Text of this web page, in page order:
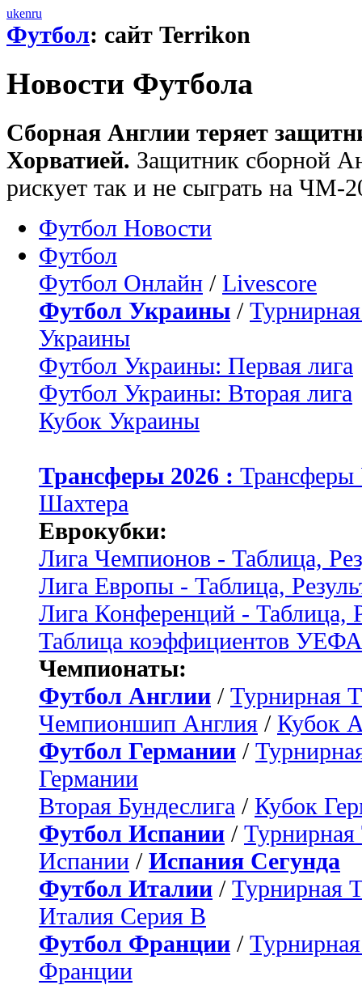
ukenru
Футбол: сайт Terrikon
Новости Футбола
Сборная Англии теряет
Хорватией. Защитник сборной
рискует так и не сыграть на ЧМ-
Футбол Новости
Футбол
Футбол Онлайн / Livescore
Футбол Украины /
Украины
Футбол Украины: Первая лига
Футбол Украины: Вторая лига
Кубок Украины
Трансферы 2026 :
Шахтера
Еврокубки:
Лига Чемпионов - Таблица,
Лига Европы - Таблица,
Лига Конференций - Таблица,
Таблица коэффициентов УЕФА
Чемпионаты:
Футбол Англии / Турнирная
Чемпионшип Англия / Кубок
Футбол Германии /
Германии
Вторая Бундеслига / Кубок
Футбол Испании / Турнирная
Испании / Испания Сегунда
Футбол Италии / Турнирная
Италия Серия B
Футбол Франции /
Франции